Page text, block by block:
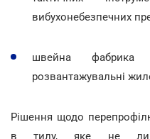
вибухонебезпечних
швейна фабрика
розвантажувальні
Рішення щодо
в тилу, яке не